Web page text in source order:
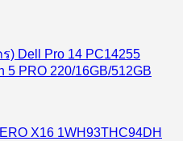
) Dell Pro 14 PC14255
5 PRO 220/16GB/512GB